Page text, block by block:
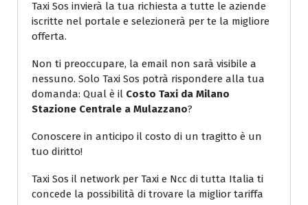
Taxi Sos invierà la tua richiesta a tutte le aziende
iscritte nel portale e selezionerà per te la migliore
offerta.
Non ti preoccupare, la email non sarà visibile a
nessuno. Solo Taxi Sos potrà rispondere alla tua
domanda: Qual è il Costo Taxi da Milano
Stazione Centrale a Mulazzano?
Conoscere in anticipo il costo di un tragitto è un
tuo diritto!
Taxi Sos il network per Taxi e Ncc di tutta Italia ti
concede la possibilità di trovare la miglior tariffa